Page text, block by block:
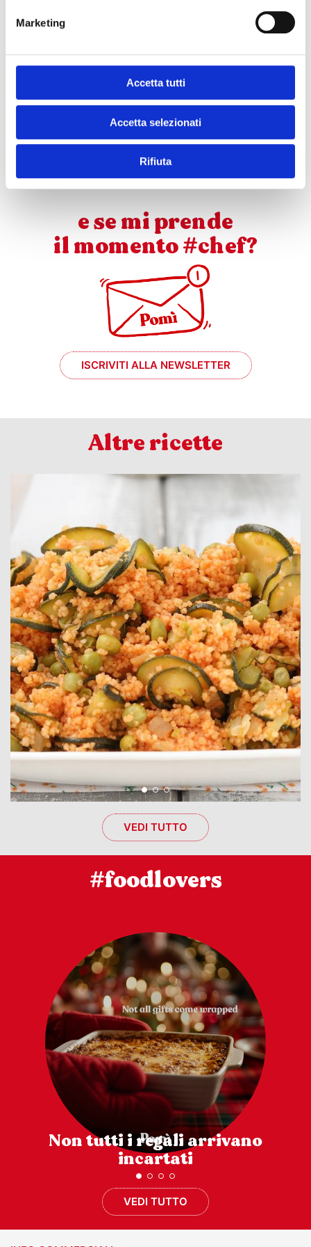
Marketing
Accetta tutti
Accetta selezionati
Rifiuta
Chiudete con il coperchio e lasciate cuocere le
polpette di cavolfiore al sugo per 10 minuti,
Le polpette di cavolfiore al sugo sono pronte,
SCARICA QUESTA RICETTA!
e se mi prende
il momento #chef?
ISCRIVITI ALLA NEWSLETTER
Altre ricette
VEDI TUTTO
#foodlovers
Non tutti i regali arrivano
incartati
VEDI TUTTO